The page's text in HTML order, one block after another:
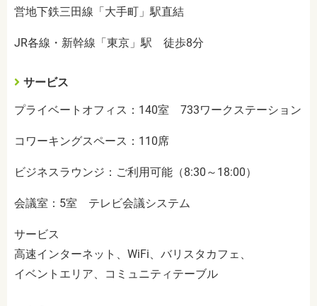
営地下鉄三田線「大手町」駅直結
JR各線・新幹線「東京」駅 徒歩8分
サービス
プライベートオフィス：140室 733ワークステーション
コワーキングスペース：110席
ビジネスラウンジ：ご利用可能（8:30～18:00）
会議室：5室 テレビ会議システム
サービス
高速インターネット、WiFi、バリスタカフェ、
イベントエリア、コミュニティテーブル